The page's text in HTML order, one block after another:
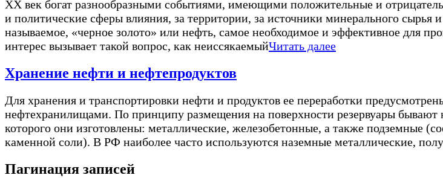
XX век богат разнообразными событиями, имеющими положительные и
и политические сферы влияния, за территории, за источники минерального
называемое, «черное золото» или нефть, самое необходимое и эффективное для
интерес вызывает такой вопрос, как неиссякаемыйЧитать далее
Хранение нефти и нефтепродуктов
Для хранения и транспортировки нефти и продуктов ее переработки
нефтехранилищами. По принципу размещения на поверхности резервуары
которого они изготовлены: металлические, железобетонные, а также подземные
каменной соли). В РФ наиболее часто используются наземные металлические,
Пагинация записей